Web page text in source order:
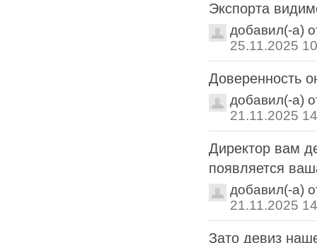
Экспорта
добавил(-а)
25.11.2025
Доверенность
добавил(-а)
21.11.2025
Директор вам
появляется
добавил(-а)
21.11.2025
Зато девиз